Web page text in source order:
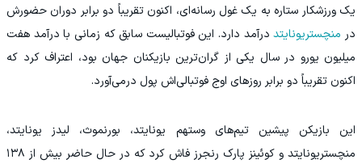
یک ورزشکار ستاره به یک غول رسانه‌ای، اکنون تقریباً دو برابر دوران حضورش
در منچستریونایتددرآمد دارد. این فوتبالیست سابق که زمانی با درآمد هفت
میلیون یورو در سال یکی از گران‌ترین بازیکنان جهان بود، اعتراف کرد که
اکنون تقریباً دو برابر روزهای اوج فوتبالی‌اش پول درمی‌آورد.
این بازیکن پیشین تیم‌های وستهم یونایتد، بورنموث، لیدز یونایتد،
منچستریونایتد و کوئینز پارک رنجرز فاش کرد که در حال حاضر بیش از ۱۳۸